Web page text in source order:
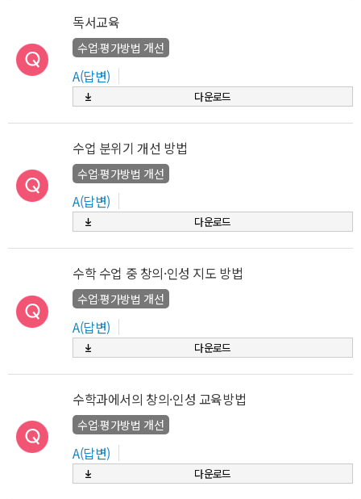
독서교육
수업‧평가방법 개선
A(답변)
다운로드
수업 분위기 개선 방법
수업‧평가방법 개선
A(답변)
다운로드
수학 수업 중 창의·인성 지도 방법
수업‧평가방법 개선
A(답변)
다운로드
수학과에서의 창의·인성 교육방법
수업‧평가방법 개선
A(답변)
다운로드